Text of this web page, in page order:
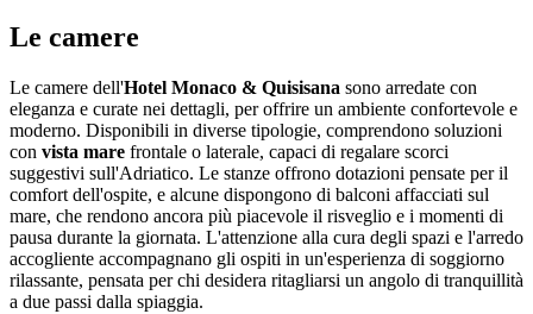
Le camere
Le camere dell'Hotel Monaco & Quisisana sono arredate con
eleganza e curate nei dettagli, per offrire un ambiente confortevole e
moderno. Disponibili in diverse tipologie, comprendono soluzioni
con vista mare frontale o laterale, capaci di regalare scorci
suggestivi sull'Adriatico. Le stanze offrono dotazioni pensate per il
comfort dell'ospite, e alcune dispongono di balconi affacciati sul
mare, che rendono ancora più piacevole il risveglio e i momenti di
pausa durante la giornata. L'attenzione alla cura degli spazi e l'arredo
accogliente accompagnano gli ospiti in un'esperienza di soggiorno
rilassante, pensata per chi desidera ritagliarsi un angolo di tranquillità
a due passi dalla spiaggia.